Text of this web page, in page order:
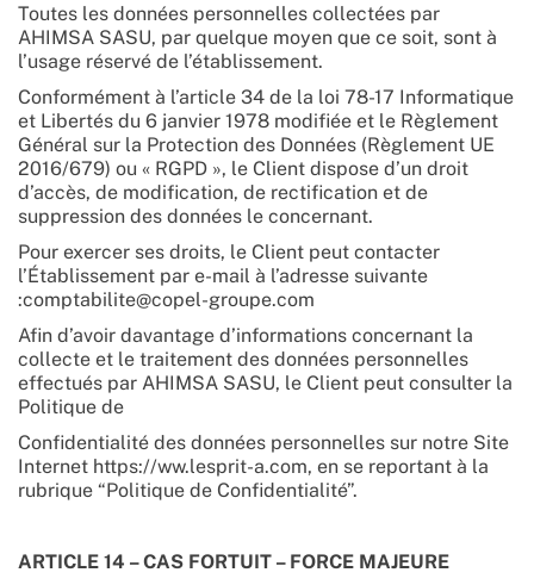
Toutes les données personnelles collectées par
AHIMSA SASU, par quelque moyen que ce soit, sont à
l’usage réservé de l’établissement.
Conformément à l’article 34 de la loi 78-17 Informatique
et Libertés du 6 janvier 1978 modifiée et le Règlement
Général sur la Protection des Données (Règlement UE
2016/679) ou « RGPD », le Client dispose d’un droit
d’accès, de modification, de rectification et de
suppression des données le concernant.
Pour exercer ses droits, le Client peut contacter
l’Établissement par e-mail à l’adresse suivante
:comptabilite@copel-groupe.com
Afin d’avoir davantage d’informations concernant la
collecte et le traitement des données personnelles
effectués par AHIMSA SASU, le Client peut consulter la
Politique de
Confidentialité des données personnelles sur notre Site
Internet https://ww.lesprit-a.com, en se reportant à la
rubrique “Politique de Confidentialité”.
ARTICLE 14 – CAS FORTUIT – FORCE MAJEURE